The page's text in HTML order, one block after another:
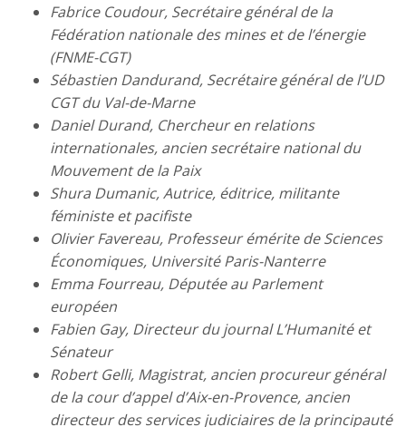
Fabrice Coudour, Secrétaire général de la
Fédération nationale des mines et de l’énergie
(FNME-CGT)
Sébastien Dandurand, Secrétaire général de l’UD
CGT du Val-de-Marne
Daniel Durand, Chercheur en relations
internationales, ancien secrétaire national du
Mouvement de la Paix
Shura Dumanic, Autrice, éditrice, militante
féministe et pacifiste
Olivier Favereau, Professeur émérite de Sciences
Économiques, Université Paris-Nanterre
Emma Fourreau, Députée au Parlement
européen
Fabien Gay, Directeur du journal L’Humanité et
Sénateur
Robert Gelli, Magistrat, ancien procureur général
de la cour d’appel d’Aix-en-Provence, ancien
directeur des services judiciaires de la principauté